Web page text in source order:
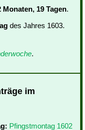
Monaten, 19 Tagen.
des Jahres 1603.
.
im
Pfingstmontag 1602